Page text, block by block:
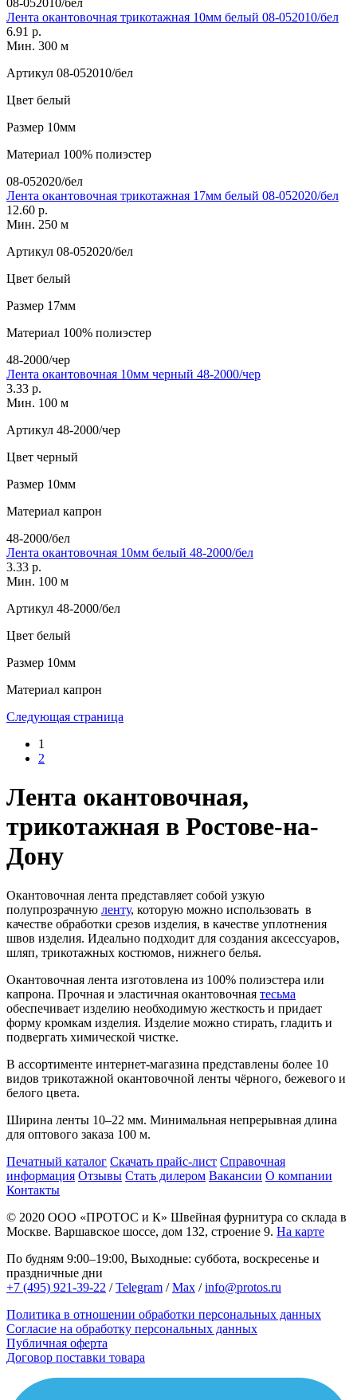
Лента окантовочная трикотажная 10мм белый 08-052010/бел
6.91 р.
Мин. 300 м
Артикул 08-052010/бел
Цвет белый
Размер 10мм
Материал 100% полиэстер
08-052020/бел
Лента окантовочная трикотажная 17мм белый 08-052020/бел
12.60 р.
Мин. 250 м
Артикул 08-052020/бел
Цвет белый
Размер 17мм
Материал 100% полиэстер
48-2000/чер
Лента окантовочная 10мм черный 48-2000/чер
3.33 р.
Мин. 100 м
Артикул 48-2000/чер
Цвет черный
Размер 10мм
Материал капрон
48-2000/бел
Лента окантовочная 10мм белый 48-2000/бел
3.33 р.
Мин. 100 м
Артикул 48-2000/бел
Цвет белый
Размер 10мм
Материал капрон
Следующая страница
1
2
Лента окантовочная,
трикотажная в Ростове-на-
Дону
Окантовочная лента представляет собой узкую
полупрозрачную ленту, которую можно использовать в
качестве обработки срезов изделия, в качестве уплотнения
швов изделия. Идеально подходит для создания аксессуаров,
шляп, трикотажных костюмов, нижнего белья.
Окантовочная лента изготовлена из 100% полиэстера или
капрона. Прочная и эластичная окантовочная тесьма
обеспечивает изделию необходимую жесткость и придает
форму кромкам изделия. Изделие можно стирать, гладить и
подвергать химической чистке.
В ассортименте интернет-магазина представлены более 10
видов трикотажной окантовочной ленты чёрного, бежевого и
белого цвета.
Ширина ленты 10–22 мм. Минимальная непрерывная длина
для оптового заказа 100 м.
Печатный каталог Скачать прайс-лист Справочная
информация Отзывы Стать дилером Вакансии О компании
Контакты
© 2020 ООО «ПРОТОС и К» Швейная фурнитура со склада в
Москве. Варшавское шоссе, дом 132, строение 9. На карте
По будням 9:00–19:00, Выходные: суббота, воскресенье и
праздничные дни
+7 (495) 921-39-22 /Telegram /Max /info@protos.ru
Политика в отношении обработки персональных данных
Согласие на обработку персональных данных
Публичная оферта
Договор поставки товара